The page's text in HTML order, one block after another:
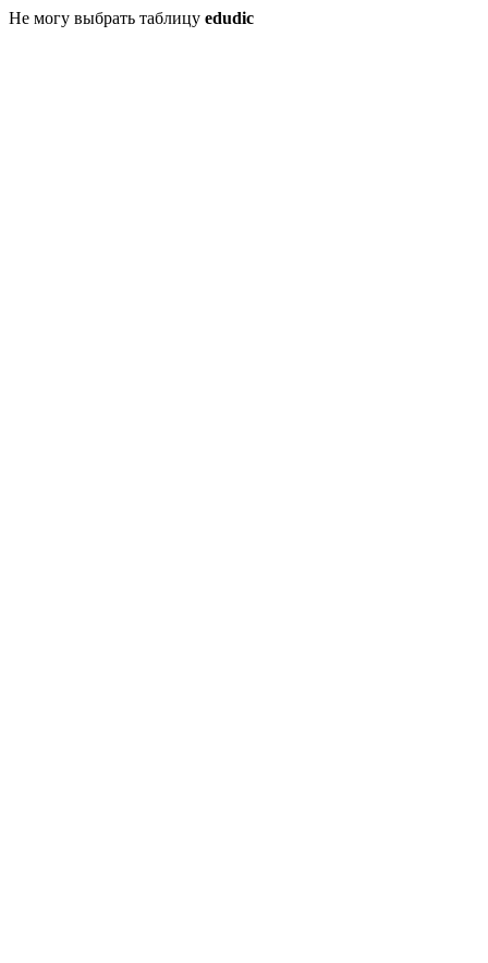
Не могу выбрать таблицу edudic